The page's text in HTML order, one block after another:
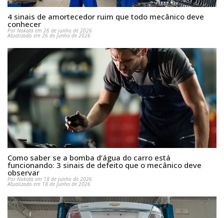
4 sinais de amortecedor ruim que todo mecânico deve
conhecer
Por Nakata em 26 de junho de 2026
Atualizado em 26 de junho de 2026
Como saber se a bomba d’água do carro está
funcionando: 3 sinais de defeito que o mecânico deve
observar
Por Nakata em 18 de junho de 2026
Atualizado em 18 de junho de 2026